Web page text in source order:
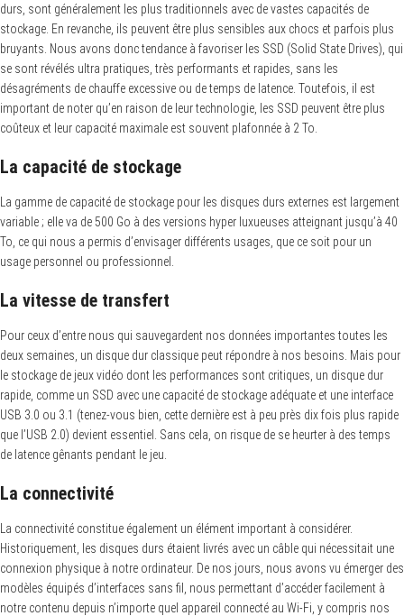
durs, sont généralement les plus traditionnels avec de vastes capacités de
stockage. En revanche, ils peuvent être plus sensibles aux chocs et parfois plus
bruyants. Nous avons donc tendance à favoriser les SSD (Solid State Drives), qui
se sont révélés ultra pratiques, très performants et rapides, sans les
désagréments de chauffe excessive ou de temps de latence. Toutefois, il est
important de noter qu’en raison de leur technologie, les SSD peuvent être plus
coûteux et leur capacité maximale est souvent plafonnée à 2 To.
La capacité de stockage
La gamme de capacité de stockage pour les disques durs externes est largement
variable ; elle va de 500 Go à des versions hyper luxueuses atteignant jusqu’à 40
To, ce qui nous a permis d’envisager différents usages, que ce soit pour un
usage personnel ou professionnel.
La vitesse de transfert
Pour ceux d’entre nous qui sauvegardent nos données importantes toutes les
deux semaines, un disque dur classique peut répondre à nos besoins. Mais pour
le stockage de jeux vidéo dont les performances sont critiques, un disque dur
rapide, comme un SSD avec une capacité de stockage adéquate et une interface
USB 3.0 ou 3.1 (tenez-vous bien, cette dernière est à peu près dix fois plus rapide
que l’USB 2.0) devient essentiel. Sans cela, on risque de se heurter à des temps
de latence gênants pendant le jeu.
La connectivité
La connectivité constitue également un élément important à considérer.
Historiquement, les disques durs étaient livrés avec un câble qui nécessitait une
connexion physique à notre ordinateur. De nos jours, nous avons vu émerger des
modèles équipés d’interfaces sans fil, nous permettant d’accéder facilement à
notre contenu depuis n’importe quel appareil connecté au Wi-Fi, y compris nos